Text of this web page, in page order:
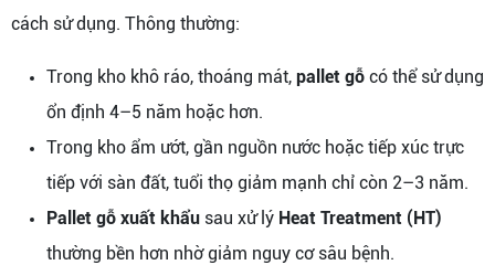
cách sử dụng. Thông thường:
Trong kho khô ráo, thoáng mát, pallet gỗ có thể sử dụng
ổn định 4–5 năm hoặc hơn.
Trong kho ẩm ướt, gần nguồn nước hoặc tiếp xúc trực
tiếp với sàn đất, tuổi thọ giảm mạnh chỉ còn 2–3 năm.
Pallet gỗ xuất khẩu sau xử lý Heat Treatment (HT)
thường bền hơn nhờ giảm nguy cơ sâu bệnh.